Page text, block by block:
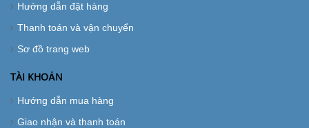
Hướng dẫn đặt hàng
Thanh toán và vận chuyển
Sơ đồ trang web
TÀI KHOẢN
Hướng dẫn mua hàng
Giao nhận và thanh toán